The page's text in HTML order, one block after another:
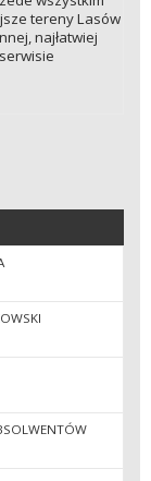
tereny Lasów
najłatwiej